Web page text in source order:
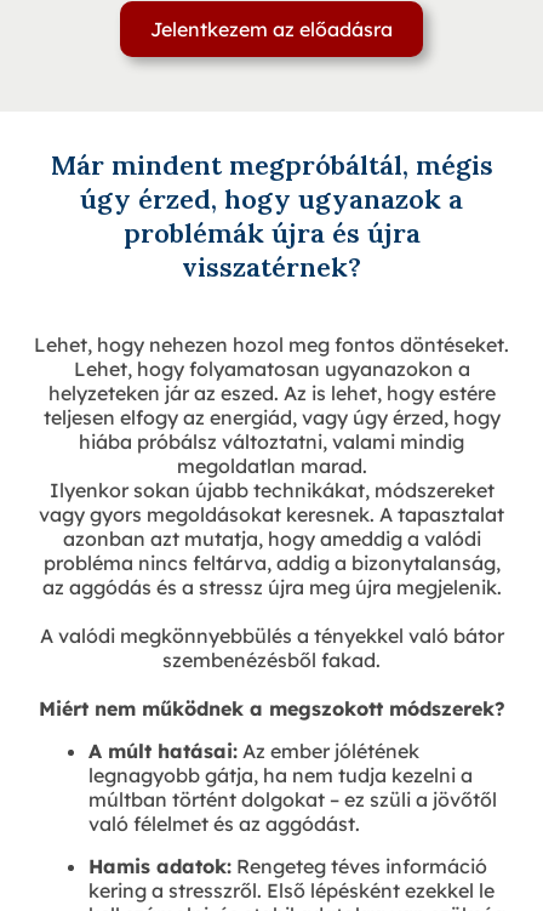
Jelentkezem az előadásra
Már mindent megpróbáltál, mégis
úgy érzed, hogy ugyanazok a
problémák újra és újra
visszatérnek?
Lehet, hogy nehezen hozol meg fontos döntéseket.
Lehet, hogy folyamatosan ugyanazokon a
helyzeteken jár az eszed. Az is lehet, hogy estére
teljesen elfogy az energiád, vagy úgy érzed, hogy
hiába próbálsz változtatni, valami mindig
megoldatlan marad.
Ilyenkor sokan újabb technikákat, módszereket
vagy gyors megoldásokat keresnek. A tapasztalat
azonban azt mutatja, hogy ameddig a valódi
probléma nincs feltárva, addig a bizonytalanság,
az aggódás és a stressz újra meg újra megjelenik.
A valódi megkönnyebbülés a tényekkel való bátor
szembenézésből fakad.
Miért nem működnek a megszokott módszerek?
A múlt hatásai: Az ember jólétének
legnagyobb gátja, ha nem tudja kezelni a
múltban történt dolgokat – ez szüli a jövőtől
való félelmet és az aggódást.
Hamis adatok: Rengeteg téves információ
kering a stresszről. Első lépésként ezekkel le